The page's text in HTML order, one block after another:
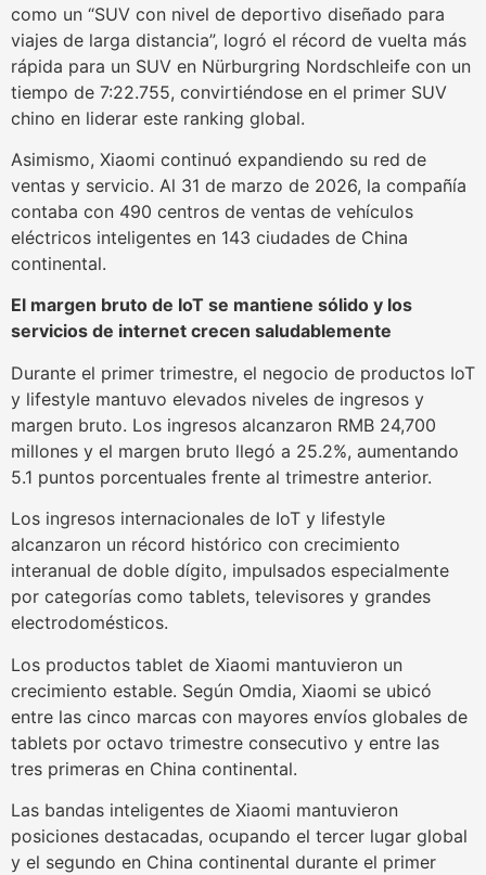
como un “SUV con nivel de deportivo diseñado para
viajes de larga distancia”, logró el récord de vuelta más
rápida para un SUV en Nürburgring Nordschleife con un
tiempo de 7:22.755, convirtiéndose en el primer SUV
chino en liderar este ranking global.
Asimismo, Xiaomi continuó expandiendo su red de
ventas y servicio. Al 31 de marzo de 2026, la compañía
contaba con 490 centros de ventas de vehículos
eléctricos inteligentes en 143 ciudades de China
continental.
El margen bruto de IoT se mantiene sólido y los
servicios de internet crecen saludablemente
Durante el primer trimestre, el negocio de productos IoT
y lifestyle mantuvo elevados niveles de ingresos y
margen bruto. Los ingresos alcanzaron RMB 24,700
millones y el margen bruto llegó a 25.2%, aumentando
5.1 puntos porcentuales frente al trimestre anterior.
Los ingresos internacionales de IoT y lifestyle
alcanzaron un récord histórico con crecimiento
interanual de doble dígito, impulsados especialmente
por categorías como tablets, televisores y grandes
electrodomésticos.
Los productos tablet de Xiaomi mantuvieron un
crecimiento estable. Según Omdia, Xiaomi se ubicó
entre las cinco marcas con mayores envíos globales de
tablets por octavo trimestre consecutivo y entre las
tres primeras en China continental.
Las bandas inteligentes de Xiaomi mantuvieron
posiciones destacadas, ocupando el tercer lugar global
y el segundo en China continental durante el primer